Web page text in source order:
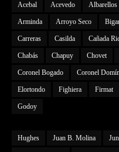
Acebal Acevedo Albarellos
Arminda Arroyo Seco
Carreras Casilda Cañada
Chabás Chapuy Chovet
Coronel Bogado Coronel
Elortondo Fighiera Firmat
Godoy
Hughes Juan B. Molina